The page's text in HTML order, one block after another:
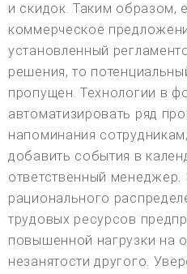
и скидок. Таким образом,
коммерческое
установленный
решения, то
пропущен. Технологии в
автоматизировать ряд
напоминания
добавить события в
ответственный менеджер.
рационального
трудовых ресурсов
повышенной нагрузки на
незанятости другого.